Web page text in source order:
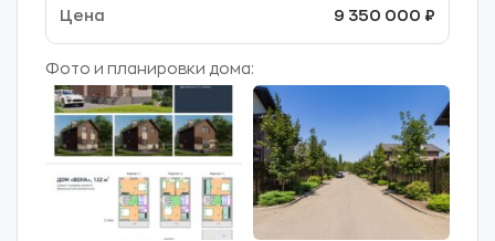
9 350 000 ₽
Фото и планировки дома: